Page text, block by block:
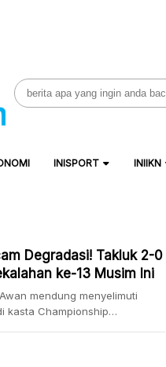
Search
for:
INISPORT INIIKN
Degradasi! Takluk 2-0
ke-13 Musim Ini
mendung menyelimuti
kasta Championship
Hasil minor di pekan ke-22 ini